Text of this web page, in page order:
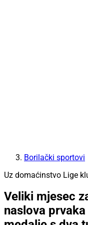
Borilački sportovi
Uz domaćinstvo Lige
Veliki mjesec
naslova